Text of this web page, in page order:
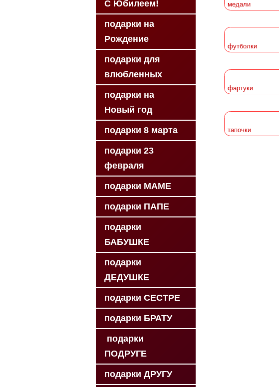
С Юбилеем!
подарки на
Рождение
подарки для
влюбленных
подарки на
Новый год
подарки 8 марта
подарки 23
февраля
подарки МАМЕ
подарки ПАПЕ
подарки
БАБУШКЕ
подарки
ДЕДУШКЕ
подарки СЕСТРЕ
подарки БРАТУ
подарки
ПОДРУГЕ
подарки ДРУГУ
медали
футболки
фартуки
тапочки